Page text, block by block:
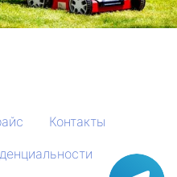
Контакты